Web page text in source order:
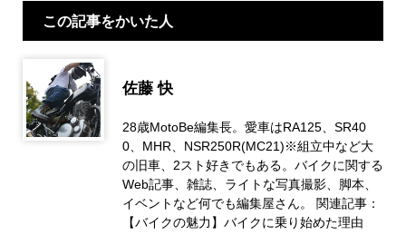
この記事をかいた人
佐藤 快
28歳MotoBe編集長。愛車はRA125、SR40
0、MHR、NSR250R(MC21)※組立中など大
の旧車、2スト好きでもある。バイクに関する
Web記事、雑誌、ライトな写真撮影、脚本、
イベントなど何でも編集屋さん。 関連記事：
【バイクの魅力】バイクに乗り始めた理由